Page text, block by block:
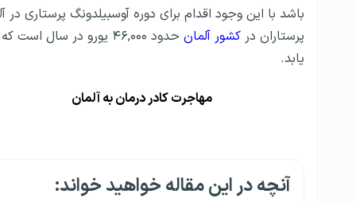
پرستاران در کشور آلمان
حدود ۴۶,۰۰۰ یورو در
یابد.
مهاجرت کادر درمان به آلمان
آنچه در این مقاله خواهید خواند: